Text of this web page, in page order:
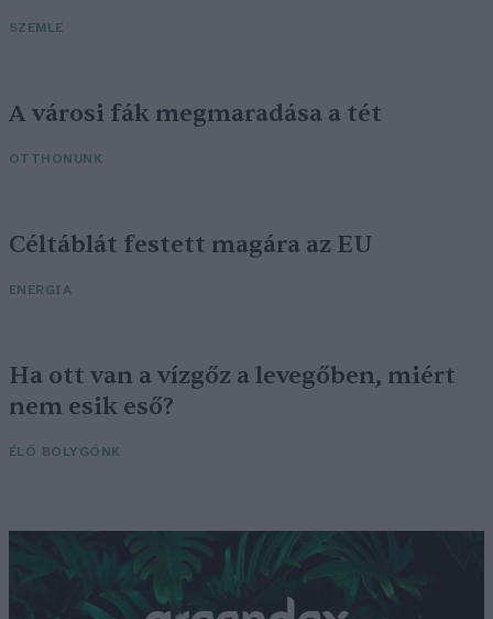
SZEMLE
A városi fák megmaradása a tét
OTTHONUNK
Céltáblát festett magára az EU
ENERGIA
Ha ott van a vízgőz a levegőben, miért
nem esik eső?
ÉLŐ BOLYGÓNK